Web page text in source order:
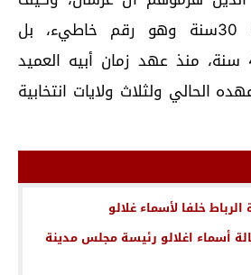
حكموا تيفلت لمدة 30سنة وهو رقم خاطيء، بل
حكموها مايقارب 40 سنة، منذ عهد زمان أبيه العميد
الحالي ولثلاث ولايات انتخابية
خلفا لأسماء غلالو
أسماء اغلالو رئيسة مجلس مدينة